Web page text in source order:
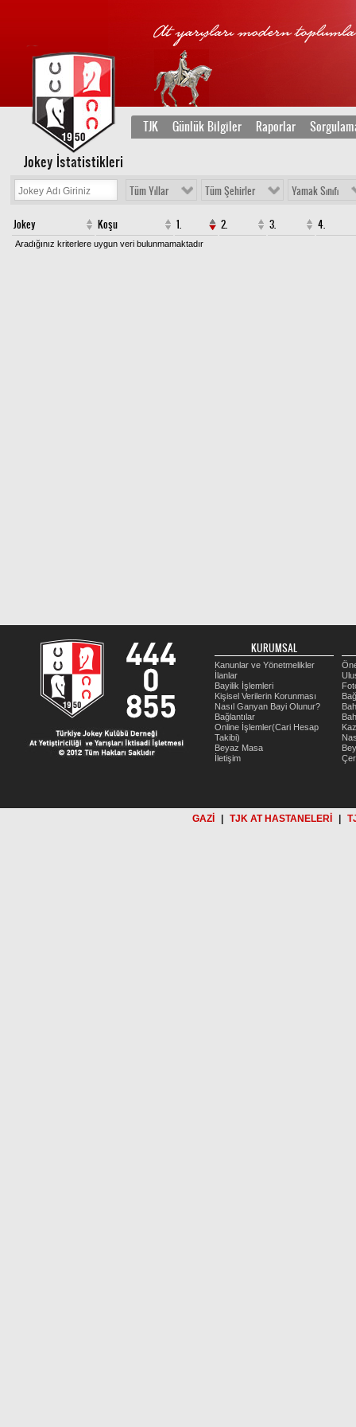
TJK Günlük Bilgiler Raporlar
Jokey İstatistikleri
Tüm Yıllar Tüm Şehirler Yamak Sınıfı
Jokey Koşu 1. 2. 3. 4.
Aradığınız kriterlere uygun veri bulunmamaktadır
KURUMSAL
Kanunlar ve Yönetmelikler
İlanlar
Bayilik İşlemleri
Kişisel Verilerin Korunması
Nasıl Ganyan Bayi Olunur?
Bağlantılar
Online İşlemler(Cari Hesap
Takibi)
Beyaz Masa
İletişim
GAZİ TJK AT HASTANELERİ